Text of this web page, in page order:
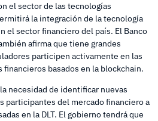
el sector de las tecnologías
la integración de la tecnología
el sector financiero del país. El Banco
afirma que tiene grandes
participen activamente en las
basados en la blockchain.
necesidad de identificar nuevas
participantes del mercado financiero a
en la DLT. El gobierno tendrá que